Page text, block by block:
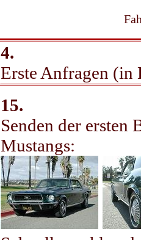
4.
Erste Anfragen (in
15.
Senden der ersten
Mustangs: